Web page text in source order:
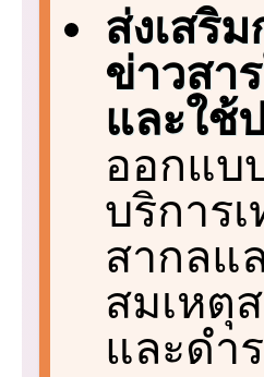
ส่งเสริ
ข่าวสา
และใช้
ออกแบ
บริการ
สากลแ
สมเหตุ
และดำ